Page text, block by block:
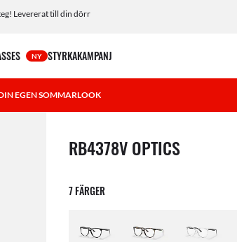
Levererat till din dörr
NY STYRKAKAMPANJ
EGEN SOMMARLOOK
1 artikel har tagits bort från din önskelista
RB4378V OPTICS
7 FÄRGER